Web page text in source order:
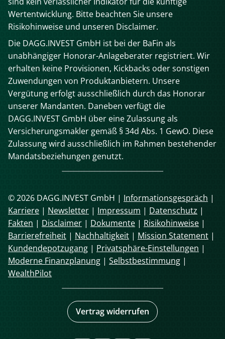
Wertentwicklung. Bitte beachten Sie unsere
Risikohinweise und unseren Disclaimer.
Die DAGG.INVEST GmbH ist bei der BaFin als
unabhängiger Honorar-Anlageberater registriert. Wir
erhalten keine Provisionen, Kickbacks oder sonstigen
Zuwendungen von Produktanbietern. Unsere
Vergütung erfolgt ausschließlich durch das Honorar
unserer Mandanten. Daneben verfügt die
DAGG.INVEST GmbH über eine Zulassung als
Versicherungsmakler gemäß § 34d Abs. 1 GewO. Diese
Zulassung wird ausschließlich im Rahmen bestehender
Mandatsbeziehungen genutzt.
© 2026 DAGG.INVEST GmbH | Informationsgespräch |
Karriere | Newsletter | Impressum | Datenschutz |
Fakten | Disclaimer | Dokumente | Risikohinweise |
Barrierefreiheit | Nachhaltigkeit | Mission Statement |
Kundendepotzugang | Privatsphäre-Einstellungen |
Moderne Finanzplanung | Selbstbestimmung |
WealthPilot
Vertrag widerrufen